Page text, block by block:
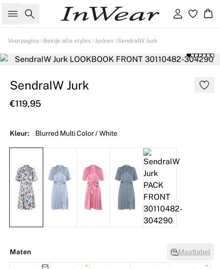
Zoeken Inloggen
Voorpagina Bekijk alle styles Jurken SendraIW Jurk
SendraIW Jurk
€119,95
Kleur: Blurred Multi Color / White
Maten Maattabel